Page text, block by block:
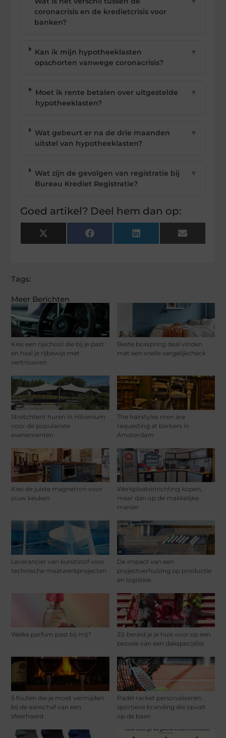
Meer Berichten
Kies een rijschool die bij je past
en haal je rijbewijs met
vertrouwen
Beste boxspring deal vinden
met een snelle vergelijkcheck
Stretchtent huren in Hilversum
voor de populairste
evenementen
The hairstyles men are
requesting at barbers in
Amsterdam
Kies de juiste magnetron voor
jouw keuken
Werkplaatsinrichting kopen,
maar dan op de makkelijke
manier
Leverancier van kunststof voor
technische maatwerkprojecten
De impact van een
projectverhuizing op productie
en logistiek
Welke parfum past bij mij?
Zó bereid je je huis voor op een
bezoek van een dakspecialist
5 fouten die je moet vermijden
bij de aanschaf van een
sfeerhaard
Padel racket personaliseren:
sportieve branding die opvalt
op de baan
coronacrisis en de kredietcrisis voor
banken?
Kan ik mijn hypotheeklasten
opschorten vanwege coronacrisis?
▼
Moet ik rente betalen over uitgestelde
hypotheeklasten?
▼
Wat gebeurt er na de drie maanden
uitstel van hypotheeklasten?
▼
Wat zijn de gevolgen van registratie bij
Bureau Krediet Registratie?
▼
Goed artikel? Deel hem dan op:
X
(Twitter)
Facebook LinkedIn Email
Tags: